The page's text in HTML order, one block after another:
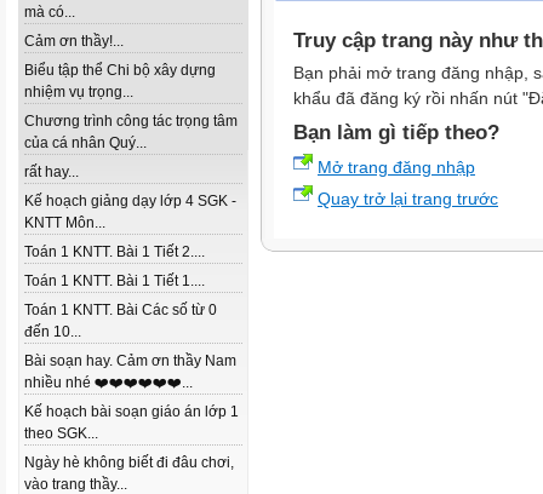
mà có...
Cảm ơn thầy!...
Biểu tập thể Chi bộ xây dựng
nhiệm vụ trọng...
Chương trình công tác trọng tâm
của cá nhân Quý...
rất hay...
Kế hoạch giảng dạy lớp 4 SGK -
KNTT Môn...
Toán 1 KNTT. Bài 1 Tiết 2....
Toán 1 KNTT. Bài 1 Tiết 1....
Toán 1 KNTT. Bài Các số từ 0
đến 10...
Bài soạn hay. Cảm ơn thầy Nam
nhiều nhé ❤️❤️❤️❤️❤️❤️...
Kế hoạch bài soạn giáo án lớp 1
theo SGK...
Ngày hè không biết đi đâu chơi,
vào trang thầy...
Truy cập trang này như
Bạn phải mở trang đăng nhập,
khẩu đã đăng ký rồi nhấn nút
Bạn làm gì tiếp theo?
Mở trang đăng nhập
Quay trở lại trang trước